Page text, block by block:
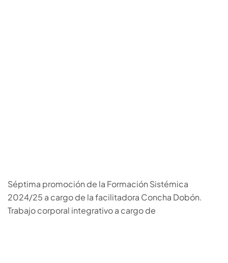
Séptima promoción de la Formación Sistémica
2024/25 a cargo de la facilitadora Concha Dobón.
Trabajo corporal integrativo a cargo de